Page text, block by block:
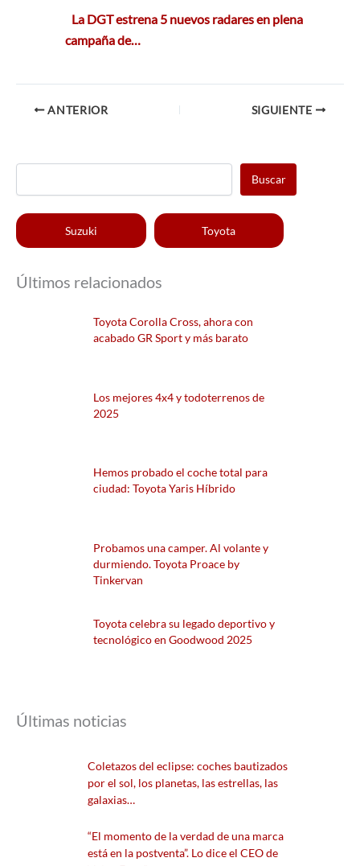
La DGT estrena 5 nuevos radares en plena
campaña de…
ANTERIOR SIGUIENTE
Buscar
Suzuki Toyota
Últimos relacionados
Toyota Corolla Cross, ahora con
acabado GR Sport y más barato
Los mejores 4x4 y todoterrenos de
2025
Hemos probado el coche total para
ciudad: Toyota Yaris Híbrido
Probamos una camper. Al volante y
durmiendo. Toyota Proace by
Tinkervan
Toyota celebra su legado deportivo y
tecnológico en Goodwood 2025
Últimas noticias
Coletazos del eclipse: coches bautizados
por el sol, los planetas, las estrellas, las
galaxias…
“El momento de la verdad de una marca
está en la postventa”. Lo dice el CEO de